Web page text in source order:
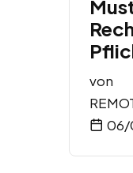
von
06/